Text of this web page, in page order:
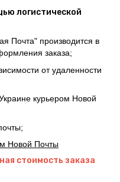
логистической
Почта" производится в
заказа;
от удаленности
курьером Новой
Новой Почты
стоимость заказа